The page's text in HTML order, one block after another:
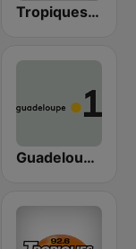
Tropiques Gold
Guadeloupe la 1ère